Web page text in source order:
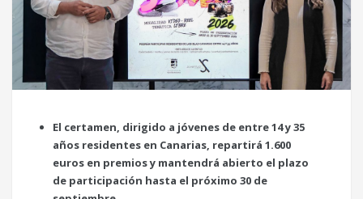
El certamen, dirigido a jóvenes de entre 14 y 35
años residentes en Canarias, repartirá 1.600
euros en premios y mantendrá abierto el plazo
de participación hasta el próximo 30 de